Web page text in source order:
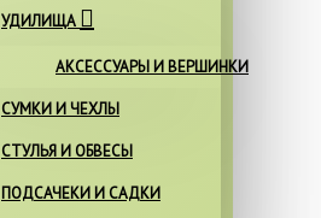
УДИЛИЩА
АКСЕССУАРЫ И ВЕРШИНКИ
СУМКИ И ЧЕХЛЫ
СТУЛЬЯ И ОБВЕСЫ
ПОДСАЧЕКИ И САДКИ